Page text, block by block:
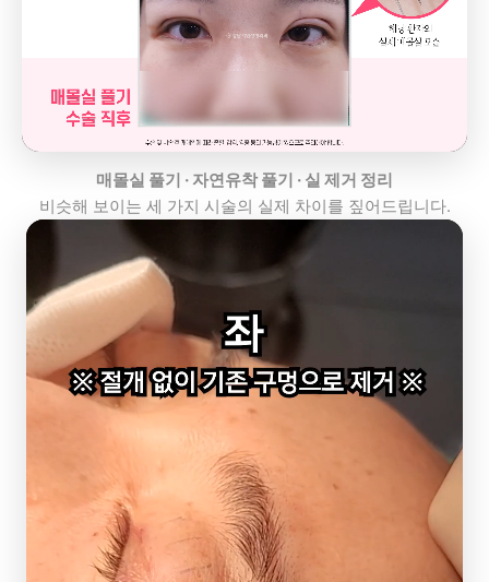
매몰실 풀기 · 자연유착 풀기 · 실 제거 정리
비슷해 보이는 세 가지 시술의 실제 차이를 짚어드립니다.